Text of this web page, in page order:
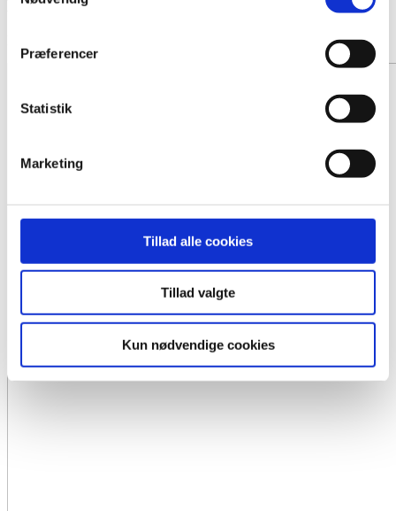
Præferencer
Statistik
Marketing
Tillad alle cookies
Tillad valgte
Kun nødvendige cookies
Kistepynt 6